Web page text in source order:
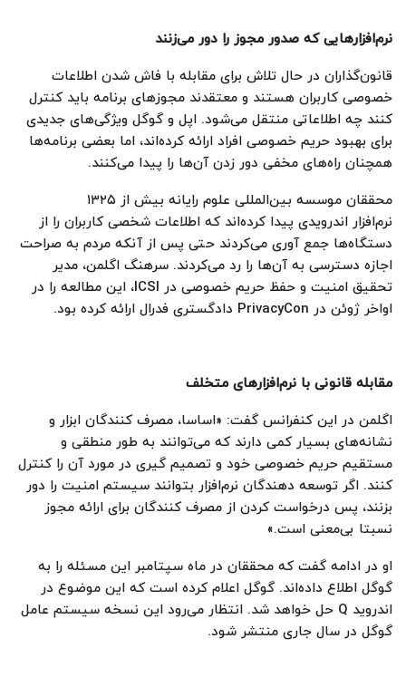
نرم‌افزارهایی که صدور مجوز را دور می‌زنند
قانون‌گذاران در حال تلاش برای مقابله با فاش شدن اطلاعات
خصوصی کاربران هستند و معتقدند مجوز‌های برنامه باید کنترل
کنند چه اطلاعاتی منتقل می‌شود. اپل و گوگل ویژگی‌های جدیدی
برای بهبود حریم خصوصی افراد ارائه کرده‌اند، اما بعضی برنامه‌ها
همچنان راه‌های مخفی دور زدن آن‌ها را پیدا می‌کنند.
محققان موسسه بین‌المللی علوم رایانه بیش از ۱۳۲۵
نرم‌افزار اندرویدی پیدا کرد‌ه‌اند که اطلاعات شخصی کاربران را از
دستگاه‌ها جمع آوری می‌کردند حتی پس از آنکه مردم به صراحت
اجازه دسترسی به آن‌ها را رد می‌کردند. سرهنگ اگلمن، مدیر
تحقیق امنیت و حفظ حریم خصوصی در ICSI، این مطالعه را در
اواخر ژوئن در PrivacyCon دادگستری فدرال ارائه کرده بود.
مقابله قانونی با نرم‌افزارهای متخلف
اگلمن در این کنفرانس گفت: «اساسا، مصرف کنندگان ابزار و
نشانه‌های بسیار کمی دارند که می‌توانند به طور منطقی و
مستقیم حریم خصوصی خود و تصمیم گیری در مورد آن را کنترل
کنند. اگر توسعه دهندگان نرم‌افزار بتوانند سیستم امنیت را دور
بزنند، پس درخواست کردن از مصرف کنندگان برای ارائه مجوز
نسبتا بی‌معنی است.»
او در ادامه گفت که محققان در ماه سپتامبر این مسئله را به
گوگل اطلاع داده‌اند. گوگل اعلام کرده است که این موضوع در
اندروید Q حل خواهد شد. انتظار می‌رود این نسخه سیستم عامل
گوگل در سال جاری منتشر شود.